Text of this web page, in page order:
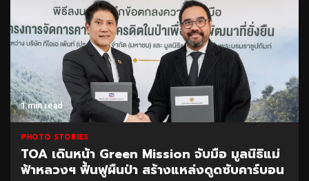
1 min read
PHOTO STORIES
CEO นำทีมผู้บริหาร BAM ลุยพื้นที่สำนักงานภูเก็ต
มอบนโยบายเร่งบริหารหนี้ – จำหน่ายทรัพย์